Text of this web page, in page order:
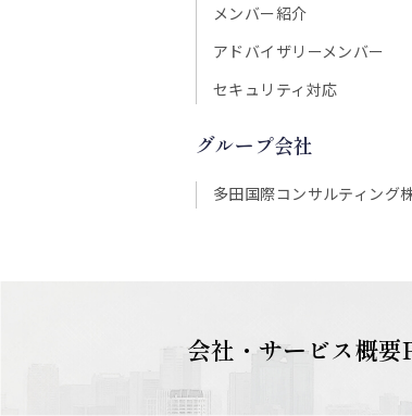
メンバー紹介
アドバイザリーメンバー
セキュリティ対応
グループ会社
多田国際コンサルティング
会社・サービス概